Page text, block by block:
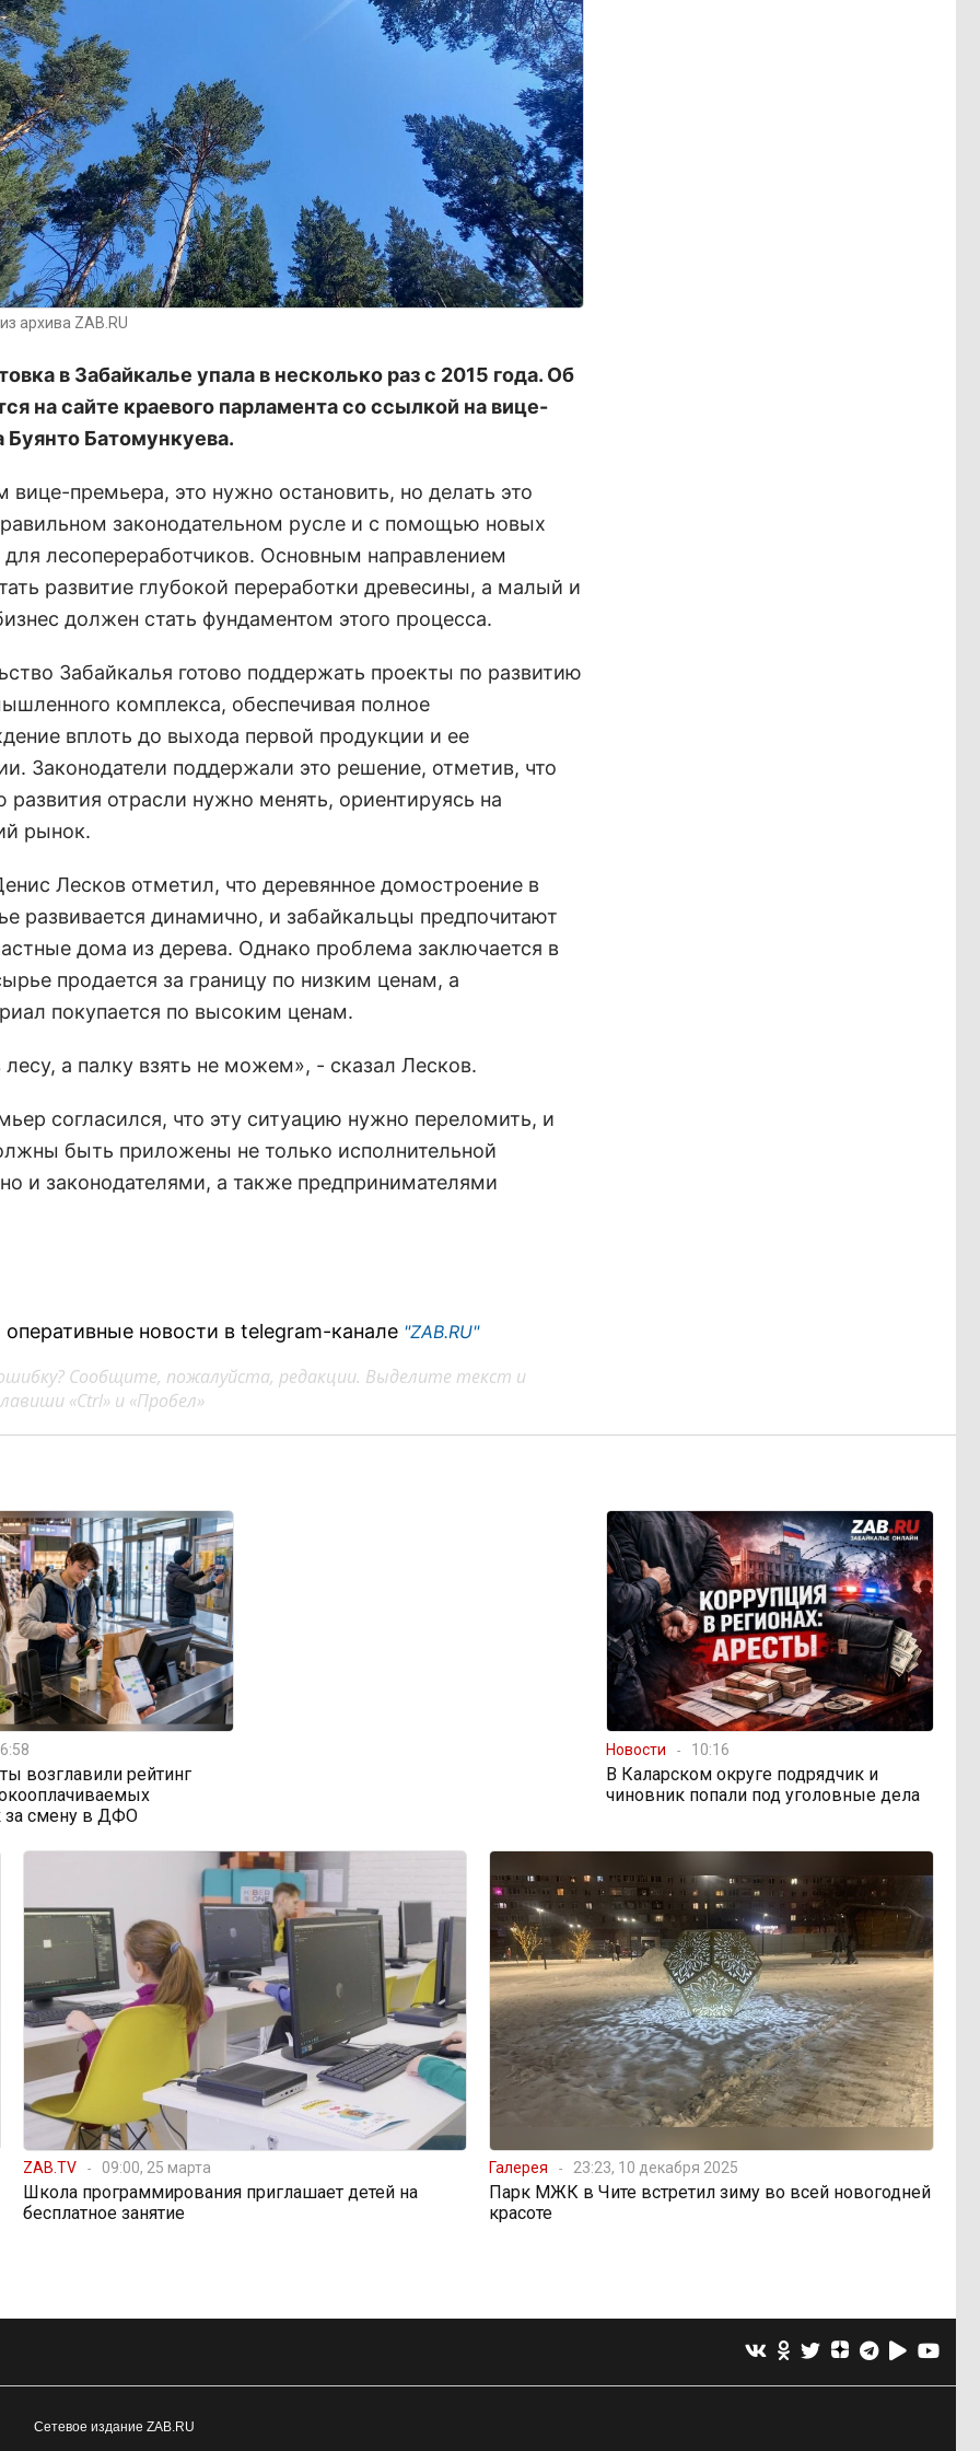
архива ZAB.RU
в Забайкалье упала в несколько раз с 2015 года. Об
на сайте краевого парламента со ссылкой на вице-
Буянто Батомункуева.
вице-премьера, это нужно остановить, но делать это
законодательном русле и с помощью новых
лесопереработчиков. Основным направлением
развитие глубокой переработки древесины, а малый и
должен стать фундаментом этого процесса.
Забайкалья готово поддержать проекты по развитию
комплекса, обеспечивая полное
вплоть до выхода первой продукции и ее
Законодатели поддержали это решение, отметив, что
развития отрасли нужно менять, ориентируясь на
рынок.
Лесков отметил, что деревянное домостроение в
развивается динамично, и забайкальцы предпочитают
дома из дерева. Однако проблема заключается в
продается за границу по низким ценам, а
покупается по высоким ценам.
а палку взять не можем», - сказал Лесков.
согласился, что эту ситуацию нужно переломить, и
быть приложены не только исполнительной
и законодателями, а также предпринимателями
новости в telegram-канале "ZAB.RU"
Сообщите, пожалуйста, редакции. Выделите текст и
«Ctrl» и «Пробел»
возглавили рейтинг
за смену в ДФО
Новости 10:16
В Каларском округе подрядчик и
чиновник попали под уголовные дела
ZAB.TV 09:00, 25 марта
Школа программирования приглашает детей на
бесплатное занятие
Галерея 23:23, 10 декабря 2025
Парк МЖК в Чите встретил зиму во всей новогодней
красоте
Сетевое издание ZAB.RU